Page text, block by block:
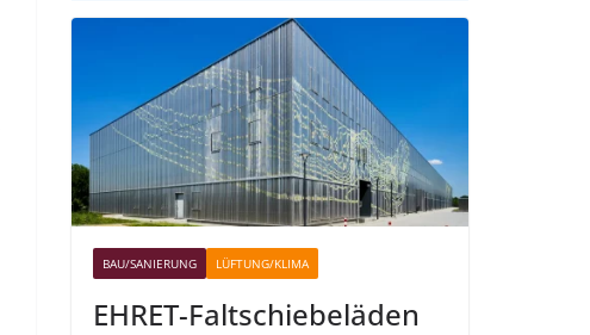
BAU/SANIERUNG LÜFTUNG/KLIMA
EHRET-Faltschiebeläden